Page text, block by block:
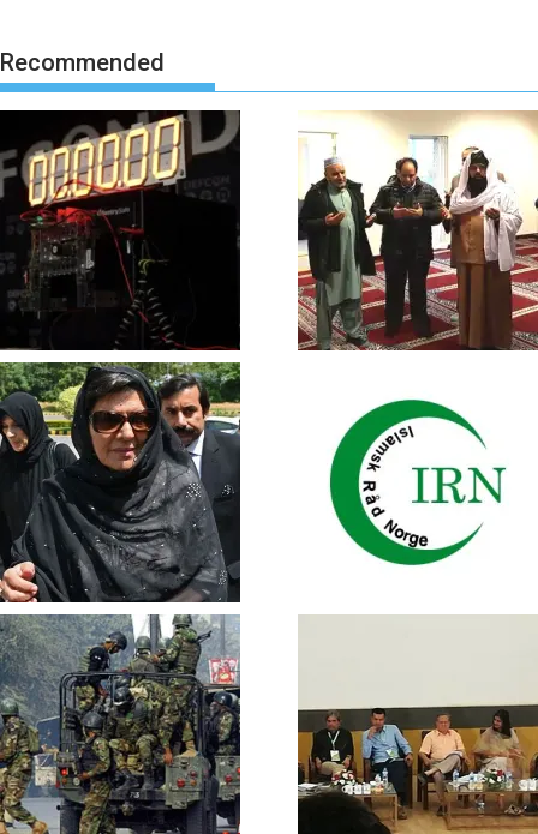
Recommended